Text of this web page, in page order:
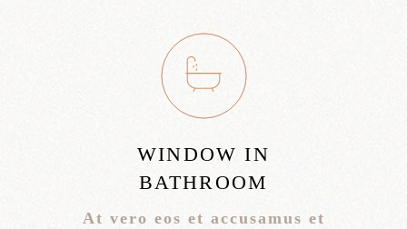
WINDOW IN
BATHROOM
At vero eos et accusamus et